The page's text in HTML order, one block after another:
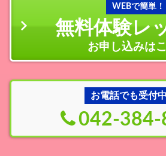
WEBで簡単！
無料体験レ
お申し込みは
お電話でも受付中
042-384-